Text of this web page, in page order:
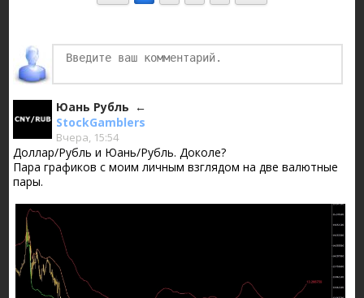
Юань Рубль
StockGamblers
Вчера, 15:54
Доллар/Рубль и Юань/Рубль. Доколе?
Пара графиков с моим личным взглядом на две валютные
пары.